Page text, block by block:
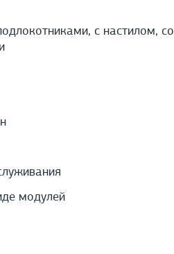
с настилом, со
модулей